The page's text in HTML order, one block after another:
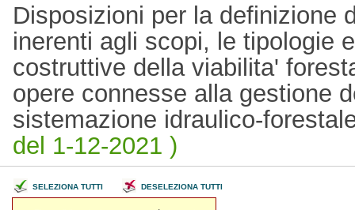
Disposizioni per la definizione
inerenti agli scopi, le tipologie
costruttive della viabilita'
opere connesse alla gestione
sistemazione idraulico-
del 1-12-2021 )
SELEZIONA TUTTI DESELEZIONA TUTTI